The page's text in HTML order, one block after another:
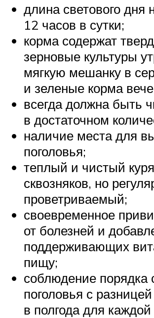
длина светового дня
12 часов в сутки;
корма содержат
зерновые культуры
мягкую мешанку в
и зеленые корма
всегда должна быть
в достаточном
наличие места для
поголовья;
теплый и чистый
сквозняков, но
проветриваемый;
своевременное
от болезней и
поддерживающих
пищу;
соблюдение порядка
поголовья с
в полгода для